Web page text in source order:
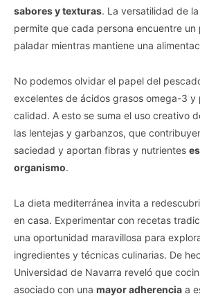
sabores y texturas. La versatilidad de
permite que cada persona encuentre un
paladar mientras mantiene una
No podemos olvidar el papel del
excelentes de ácidos grasos omega-3 y
calidad. A esto se suma el uso creativo
las lentejas y garbanzos, que
saciedad y aportan fibras y nutrientes
organismo.
La dieta mediterránea invita a
en casa. Experimentar con recetas
una oportunidad maravillosa para
ingredientes y técnicas culinarias. De
Universidad de Navarra reveló que
asociado con una mayor adherencia a